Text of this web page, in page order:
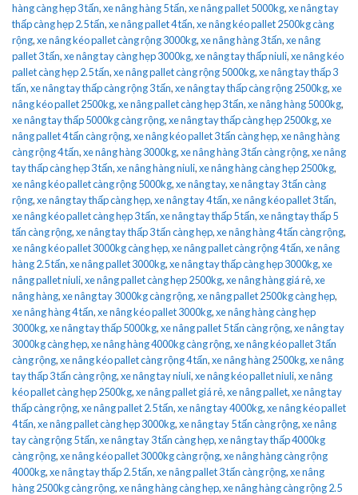
hàng càng hẹp 3 tấn,xe nâng hàng 5 tấn,xe nâng pallet 5000kg,xe nâng tay
thấp càng hẹp 2.5 tấn,xe nâng pallet 4 tấn,xe nâng kéo pallet 2500kg càng
rộng,xe nâng kéo pallet càng rộng 3000kg,xe nâng hàng 3 tấn,xe nâng
pallet 3 tấn,xe nâng tay càng hẹp 3000kg,xe nâng tay thấp niuli,xe nâng kéo
pallet càng hẹp 2.5 tấn,xe nâng pallet càng rộng 5000kg,xe nâng tay thấp 3
tấn,xe nâng tay thấp càng rộng 3 tấn,xe nâng tay thấp càng rộng 2500kg,xe
nâng kéo pallet 2500kg,xe nâng pallet càng hẹp 3 tấn,xe nâng hàng 5000kg,
xe nâng tay thấp 5000kg càng rộng,xe nâng tay thấp càng hẹp 2500kg,xe
nâng pallet 4 tấn càng rộng,xe nâng kéo pallet 3 tấn càng hẹp,xe nâng hàng
càng rộng 4 tấn,xe nâng hàng 3000kg,xe nâng hàng 3 tấn càng rộng,xe nâng
tay thấp càng hẹp 3 tấn,xe nâng hàng niuli,xe nâng hàng càng hẹp 2500kg,
xe nâng kéo pallet càng rộng 5000kg,xe nâng tay,xe nâng tay 3 tấn càng
rộng,xe nâng tay thấp càng hẹp,xe nâng tay 4 tấn,xe nâng kéo pallet 3 tấn,
xe nâng kéo pallet càng hẹp 3 tấn,xe nâng tay thấp 5 tấn,xe nâng tay thấp 5
tấn càng rộng,xe nâng tay thấp 3 tấn càng hẹp,xe nâng hàng 4 tấn càng rộng,
xe nâng kéo pallet 3000kg càng hẹp,xe nâng pallet càng rộng 4 tấn,xe nâng
hàng 2.5 tấn,xe nâng pallet 3000kg,xe nâng tay thấp càng hẹp 3000kg,xe
nâng pallet niuli,xe nâng pallet càng hẹp 2500kg,xe nâng hàng giá rẻ,xe
nâng hàng,xe nâng tay 3000kg càng rộng,xe nâng pallet 2500kg càng hẹp,
xe nâng hàng 4 tấn,xe nâng kéo pallet 3000kg,xe nâng hàng càng hẹp
3000kg,xe nâng tay thấp 5000kg,xe nâng pallet 5 tấn càng rộng,xe nâng tay
3000kg càng hẹp,xe nâng hàng 4000kg càng rộng,xe nâng kéo pallet 3 tấn
càng rộng,xe nâng kéo pallet càng rộng 4 tấn,xe nâng hàng 2500kg,xe nâng
tay thấp 3 tấn càng rộng,xe nâng tay niuli,xe nâng kéo pallet niuli,xe nâng
kéo pallet càng hẹp 2500kg,xe nâng pallet giá rẻ,xe nâng pallet,xe nâng tay
thấp càng rộng,xe nâng pallet 2.5 tấn,xe nâng tay 4000kg,xe nâng kéo pallet
4 tấn,xe nâng pallet càng hẹp 3000kg,xe nâng tay 5 tấn càng rộng,xe nâng
tay càng rộng 5 tấn,xe nâng tay 3 tấn càng hẹp,xe nâng tay thấp 4000kg
càng rộng,xe nâng kéo pallet 3000kg càng rộng,xe nâng hàng càng rộng
4000kg,xe nâng tay thấp 2.5 tấn,xe nâng pallet 3 tấn càng rộng,xe nâng
hàng 2500kg càng rộng,xe nâng hàng càng hẹp,xe nâng hàng càng rộng 2.5